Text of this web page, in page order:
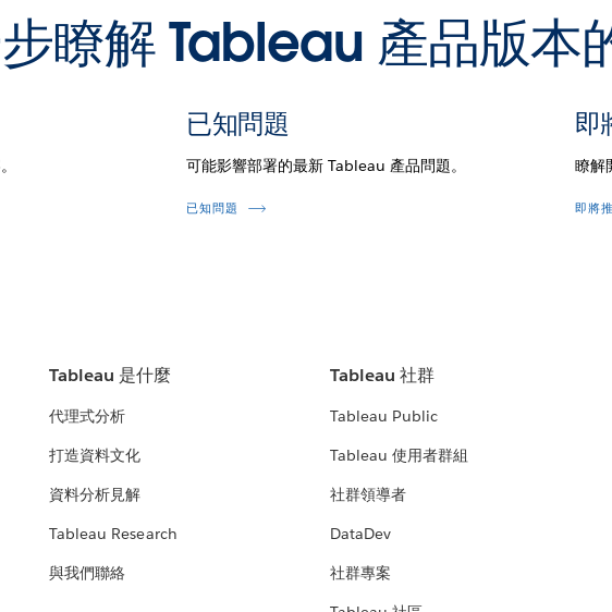
瞭解 Tableau 產品版本
已知問題
可能影響部署的最新 Tableau 產品問題。
已知問題
即
瞭解
即將
Tableau 是什麼
代理式分析
打造資料文化
資料分析見解
Tableau Research
與我們聯絡
Tableau 社群
Tableau Public
Tableau 使用者群組
社群領導者
DataDev
社群專案